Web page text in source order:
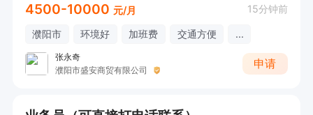
4500-10000 元/月 15分钟前
濮阳市 环境好 加班费 交通方便 ...
张永奇
濮阳市盛安商贸有限公司
申请